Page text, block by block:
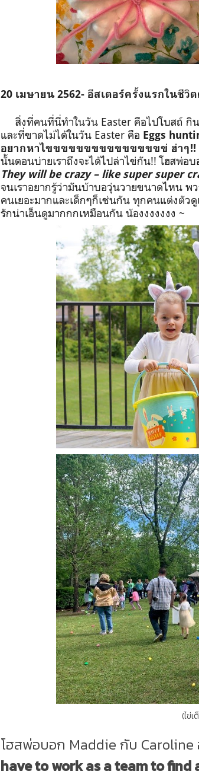
20 เมษายน2562- อีสเตอร์ครั้งแรกในชีวิ
สิ่งที่คนที่นี่ทำในวัน Easter คือไปโบสถ์ กิ
และที่ขาดไม่ได้ในวัน Easter คือ Eggs
อยากหาไขขขขขขขขขขขขขขขข่ ฮ่าๆ!!
นั้นตอนบ่ายเราถึงจะได้ไปล่าไข่กัน!!โฮสพ่อบ
They will be crazy – like super super
จนเราอยากรู้ว่ามันบ้าบอวุ่นวายขนาดไหน พ
คนเยอะมากและเด็กๆก็เช่นกัน ทุกคนแต่งตัว
รักน่าเอ็นดูมากกกเหมือนกัน น้องงงงงงง ~
(ไข่
โฮสพ่อบอก Maddie กับ Caroline
have to work as a team to find